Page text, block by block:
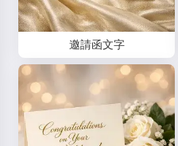
邀請函文字